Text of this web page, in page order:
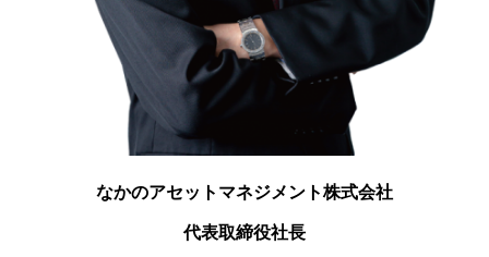
なかのアセットマネジメント株式会社
代表取締役社長